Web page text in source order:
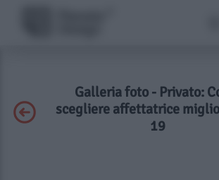
Galleria foto - Privato:
scegliere affettatrice
19